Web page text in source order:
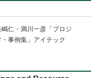
仁・満川一彦「プロジ
事例集」アイテック